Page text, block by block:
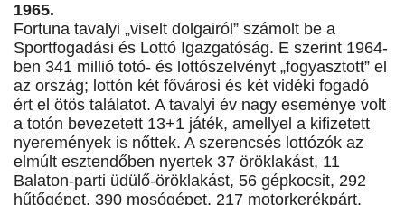
1965.
Fortuna tavalyi „viselt dolgairól” számolt be a
Sportfogadási és Lottó Igazgatóság. E szerint 1964-
ben 341 millió totó- és lottószelvényt „fogyasztott” el
az ország; lottón két fővárosi és két vidéki fogadó
ért el ötös találatot. A tavalyi év nagy eseménye volt
a totón bevezetett 13+1 játék, amellyel a kifizetett
nyeremények is nőttek. A szerencsés lottózók az
elmúlt esztendőben nyertek 37 öröklakást, 11
Balaton-parti üdülő-öröklakást, 56 gépkocsit, 292
hűtőgépet, 390 mosógépet, 217 motorkerékpárt,